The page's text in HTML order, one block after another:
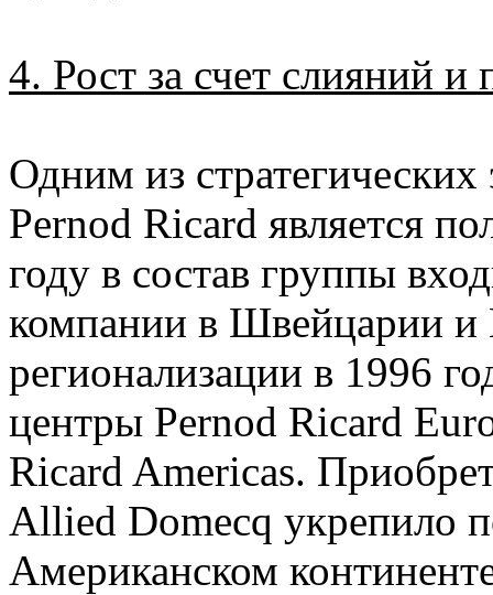
4. Рост за счет слияний и
Одним из стратегических
Pernod Ricard является
году в состав группы
компании в Швейцарии
регионализации в 1996
центры Pernod Ricard
Ricard Americas.
Allied Domecq укрепило
Американском